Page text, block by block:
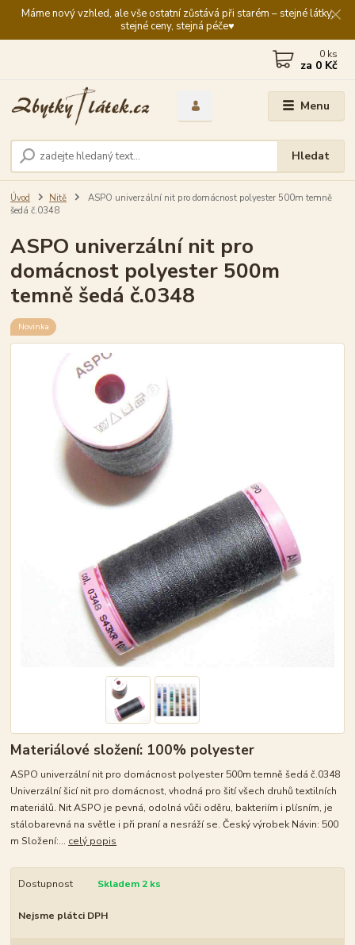
Máme nový vzhled, ale vše ostatní zůstává při starém – stejné látky,
stejné ceny, stejná péče♥️
Menu
Hledat
0 ks
za 0 Kč
Úvod Nitě
ASPO univerzální nit pro domácnost polyester 500m temně
šedá č.0348
ASPO univerzální nit pro
domácnost polyester 500m
temně šedá č.0348
Novinka
Materiálové složení: 100% polyester
ASPO univerzální nit pro domácnost polyester 500m temně šedá č.0348
Univerzální šicí nit pro domácnost, vhodná pro šití všech druhů textilních
materiálů. Nit ASPO je pevná, odolná vůči oděru, bakteriím i plísním, je
stálobarevná na světle i při praní a nesráží se. Český výrobek Návin: 500
m Složení:... celý popis
Dostupnost Skladem 2 ks
Nejsme plátci DPH